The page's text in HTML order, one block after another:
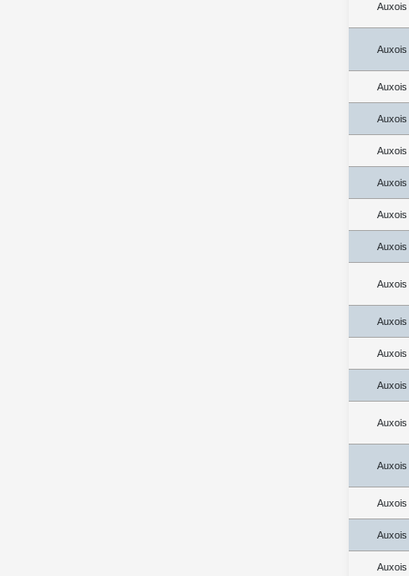
Auxois
Auxois
Auxois
Auxois
Auxois
Auxois
Auxois
Auxois
Auxois
Auxois
Auxois
Auxois
Auxois
Auxois
Auxois
Auxois
Auxois